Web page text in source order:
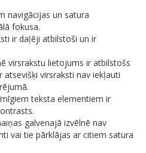
navigācijas un satura
fokusa.
ir daļēji atbilstoši un ir
virsrakstu lietojums ir atbilstošs
virsraksti nav iekļauti
teksta elementiem ir
galvenajā izvēlnē nav
vai tie pārklājas ar citiem satura